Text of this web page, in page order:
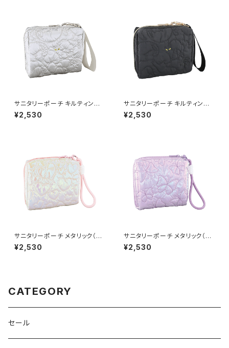
サニタリーポーチ キルティング
（猫） GPO0395-SV（シルバ
ー）
¥2,530
サニタリーポーチ キルティング
（猫） GPO0395-BK（ブラック）
¥2,530
サニタリーポーチ メタリック（ハ
ート） GPO0394-WH（ホワイ
ト）
¥2,530
サニタリーポーチ メタリック（バ
タフライ） GPO0394-PU（パー
プル）
¥2,530
CATEGORY
セール